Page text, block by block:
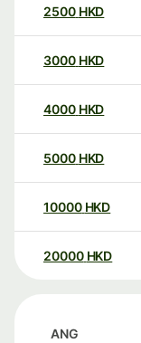
2500 HKD
3000 HKD
4000 HKD
5000 HKD
10000 HKD
20000 HKD
ANG